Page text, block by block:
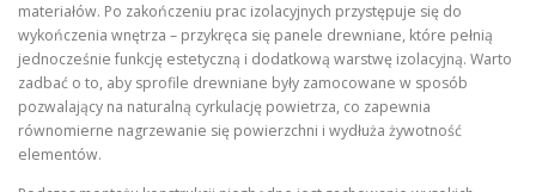
materiałów. Po zakończeniu prac izolacyjnych przystępuje się do
wykończenia wnętrza – przykręca się panele drewniane, które pełnią
jednocześnie funkcję estetyczną i dodatkową warstwę izolacyjną. Warto
zadbać o to, aby sprofile drewniane były zamocowane w sposób
pozwalający na naturalną cyrkulację powietrza, co zapewnia
równomierne nagrzewanie się powierzchni i wydłuża żywotność
elementów.